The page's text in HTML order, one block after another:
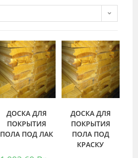
ДОСКА ДЛЯ
ПОКРЫТИЯ
ПОЛА ПОД ЛАК
ДОСКА ДЛЯ
ПОКРЫТИЯ
ПОЛА ПОД
КРАСКУ